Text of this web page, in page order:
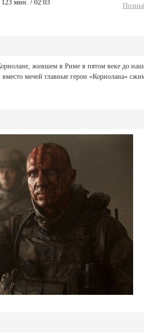
123 мин. / 02:03
жившем в Риме в пятом веке до
мечей главные герои «Кориолана»